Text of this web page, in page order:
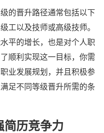
的晋升路径通常包括以下
工以及技师或高级技师。
平的增长，也是对个人职
顺利实现这一目标，你需
业发展规划，并且积极参
足不同等级晋升所需的条
简历竞争力